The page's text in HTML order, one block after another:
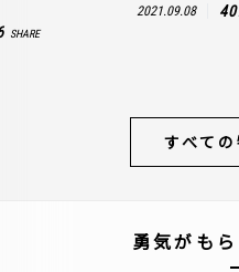
SHARE
2021.09.08
すべて
勇気がも